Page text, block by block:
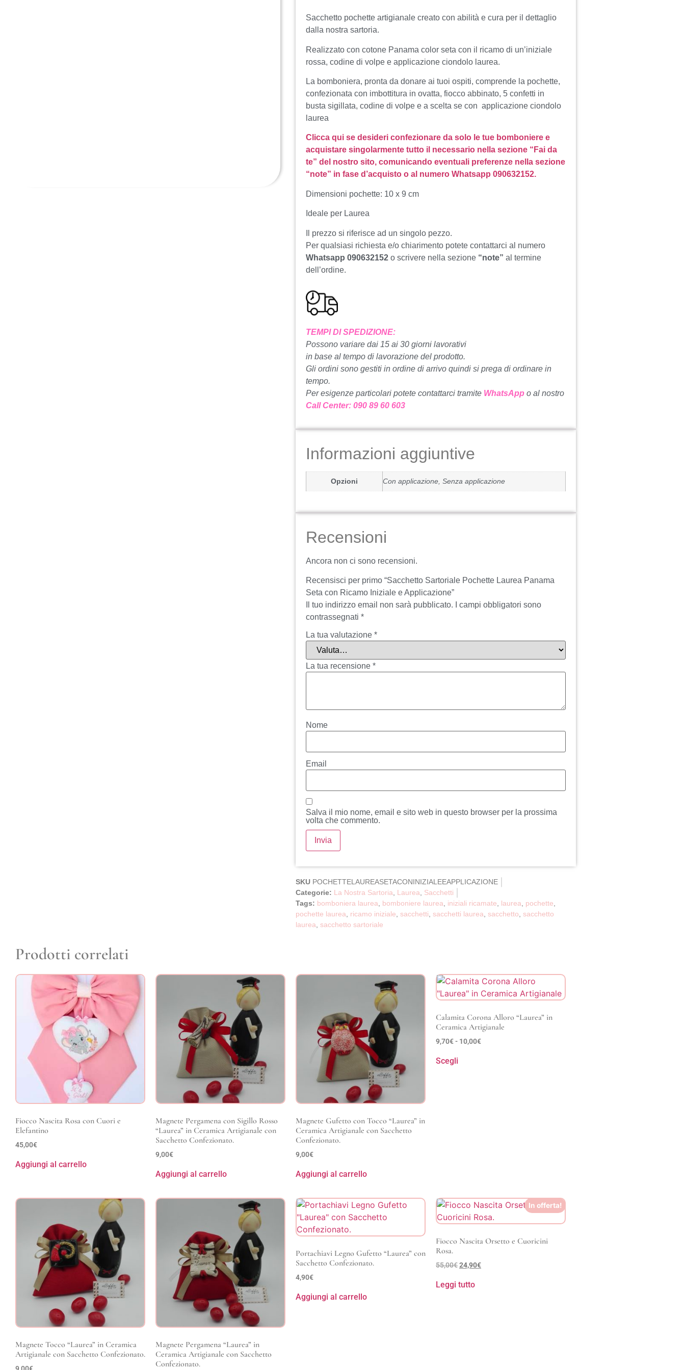
Sacchetto pochette artigianale creato con abilità e cura per il dettaglio
dalla nostra sartoria.
Realizzato con cotone Panama color seta con il ricamo di un’iniziale
rossa, codine di volpe e applicazione ciondolo laurea.
La bomboniera, pronta da donare ai tuoi ospiti, comprende la pochette,
confezionata con imbottitura in ovatta, fiocco abbinato, 5 confetti in
busta sigillata, codine di volpe e a scelta se con applicazione ciondolo
laurea
Clicca qui se desideri confezionare da solo le tue bomboniere e
acquistare singolarmente tutto il necessario nella sezione “Fai da
te” del nostro sito, comunicando eventuali preferenze nella sezione
“note” in fase d’acquisto o al numero Whatsapp 090632152.
Dimensioni pochette: 10 x 9 cm
Ideale per Laurea
Il prezzo si riferisce ad un singolo pezzo.
Per qualsiasi richiesta e/o chiarimento potete contattarci al numero
Whatsapp 090632152 o scrivere nella sezione “note” al termine
dell’ordine.
TEMPI DI SPEDIZIONE:
Possono variare dai 15 ai 30 giorni lavorativi
in ​​base al tempo di lavorazione del prodotto.
Gli ordini sono gestiti in ordine di arrivo quindi si prega di ordinare in
tempo.
Per esigenze particolari potete contattarci tramite WhatsApp o al nostro
Call Center: 090 89 60 603
Informazioni aggiuntive
Opzioni Con applicazione, Senza applicazione
Recensioni
Ancora non ci sono recensioni.
Recensisci per primo “Sacchetto Sartoriale Pochette Laurea Panama
Seta con Ricamo Iniziale e Applicazione”
Il tuo indirizzo email non sarà pubblicato.
I campi obbligatori sono
contrassegnati *
La tua valutazione *
La tua recensione *
Nome
Email
Salva il mio nome, email e sito web in questo browser per la prossima
volta che commento.
SKU POCHETTELAUREASETACONINIZIALEEAPPLICAZIONE
Categorie: La Nostra Sartoria, Laurea, Sacchetti
Tags: bomboniera laurea, bomboniere laurea, iniziali ricamate, laurea, pochette,
pochette laurea, ricamo iniziale, sacchetti, sacchetti laurea, sacchetto, sacchetto
laurea, sacchetto sartoriale
Prodotti correlati
Fiocco Nascita Rosa con Cuori e
Elefantino
45,00€
Aggiungi al carrello
Magnete Pergamena con Sigillo Rosso
“Laurea” in Ceramica Artigianale con
Sacchetto Confezionato.
9,00€
Aggiungi al carrello
Magnete Gufetto con Tocco “Laurea” in
Ceramica Artigianale con Sacchetto
Confezionato.
9,00€
Aggiungi al carrello
Calamita Corona Alloro “Laurea” in
Ceramica Artigianale
9,70€- 10,00€
Scegli
Magnete Tocco “Laurea” in Ceramica
Artigianale con Sacchetto Confezionato.
Magnete Pergamena “Laurea” in
Ceramica Artigianale con Sacchetto
Confezionato.
Portachiavi Legno Gufetto “Laurea” con
Sacchetto Confezionato.
4,90€
Aggiungi al carrello
In offerta!
Fiocco Nascita Orsetto e Cuoricini
Rosa.
55,00€24,90€
Leggi tutto